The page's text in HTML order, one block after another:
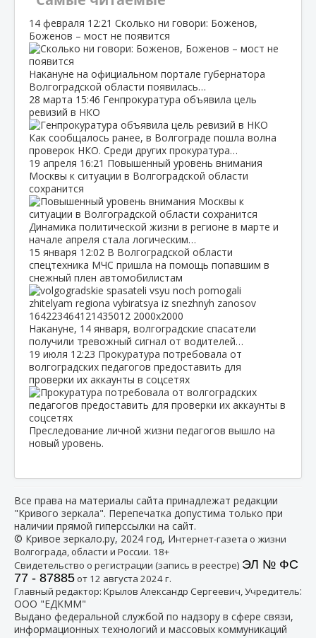
14 февраля 12:21 Сколько ни говори: Боженов,
Боженов – мост не появится
Накануне на официальном портале губернатора
Волгоградской области появилась…
28 марта 15:46 Генпрокуратура объявила цель
ревизий в НКО
Как сообщалось ранее, в Волгограде пошла волна
проверок НКО. Среди других прокуратура…
19 апреля 16:21 Повышенный уровень внимания
Москвы к ситуации в Волгоградской области
сохранится
Динамика политической жизни в регионе в марте и
начале апреля стала логическим…
15 января 12:02 В Волгоградской области
спецтехника МЧС пришла на помощь попавшим в
снежный плен автомобилистам
Накануне, 14 января, волгоградские спасатели
получили тревожный сигнал от водителей…
19 июля 12:23 Прокуратура потребовала от
волгоградских педагогов предоставить для
проверки их аккаунты в соцсетях
Преследование личной жизни педагогов вышло на
новый уровень.
Все права на материалы сайта принадлежат редакции
"Кривого зеркала". Перепечатка допустима только при
наличии прямой гиперссылки на сайт.
© Кривое зеркало.ру, 2024 год, Интернет-газета о жизни
Волгограда, области и России. 18+
Свидетельство о регистрации (запись в реестре) ЭЛ № ФС
77 - 87885от 12 августа 2024 г.
Главный редактор: Крылов Александр Сергеевич, Учредитель:
ООО "ЕДКММ"
Выдано федеральной службой по надзору в сфере связи,
информационных технологий и массовых коммуникаций